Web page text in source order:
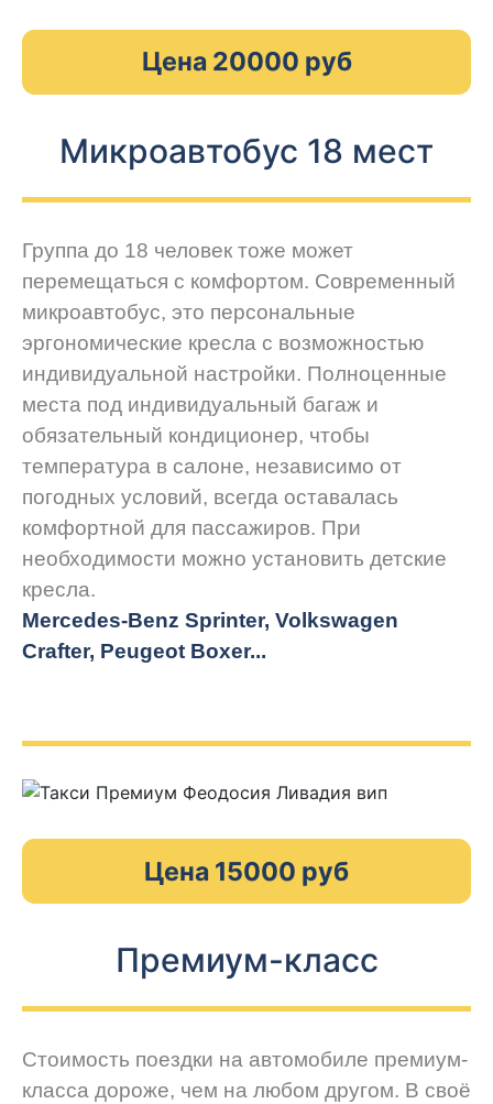
Цена 20000 руб
Микроавтобус 18 мест
Группа до 18 человек тоже может
перемещаться с комфортом. Современный
микроавтобус, это персональные
эргономические кресла с возможностью
индивидуальной настройки. Полноценные
места под индивидуальный багаж и
обязательный кондиционер, чтобы
температура в салоне, независимо от
погодных условий, всегда оставалась
комфортной для пассажиров. При
необходимости можно установить детские
кресла.
Mercedes-Benz Sprinter, Volkswagen
Crafter, Peugeot Boxer...
Цена 15000 руб
Премиум-класс
Стоимость поездки на автомобиле премиум-
класса дороже, чем на любом другом. В своё